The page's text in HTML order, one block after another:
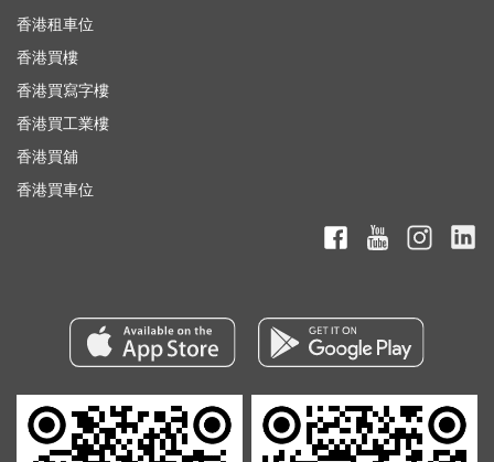
香港租車位
香港買樓
香港買寫字樓
香港買工業樓
香港買舖
香港買車位